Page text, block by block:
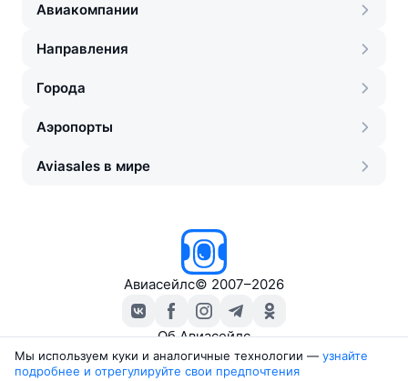
Авиакомпании
Направления
Города
Аэропорты
Aviasales в мире
Авиасейлс© 2007–2026
Об Авиасейлс
Пресс‑центр
Travelpayouts
Мы используем куки и аналогичные технологии — узнайте
подробнее и отрегулируйте свои предпочтения